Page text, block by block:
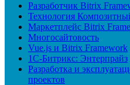
Разработчик Bitrix
Технология
Маркетплейс Bitrix
Многосайтовость
Vue.js и Bitrix Framework
1С-Битрикс: Энтерпрайз
Разработка и
проектов